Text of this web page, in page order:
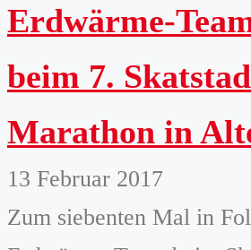
Erdwärme-
beim 7.
Marathon in
13 Februar 2017
Zum siebenten Mal in